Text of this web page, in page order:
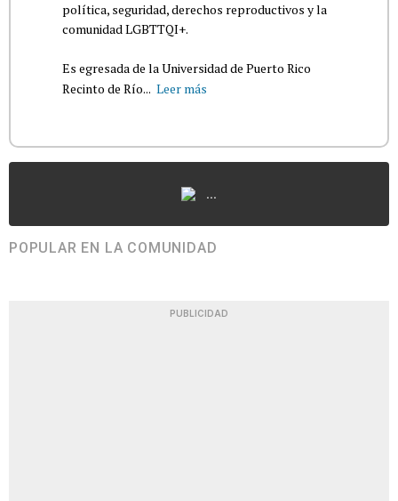
política, seguridad, derechos reproductivos y la
comunidad LGBTTQI+.
Es egresada de la Universidad de Puerto Rico
Recinto de Río... Leer más
...
POPULAR EN LA COMUNIDAD
PUBLICIDAD